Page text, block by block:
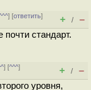
] [ответить]
+ / –
почти стандарт.
] [^^^]
+ / –
уровня,